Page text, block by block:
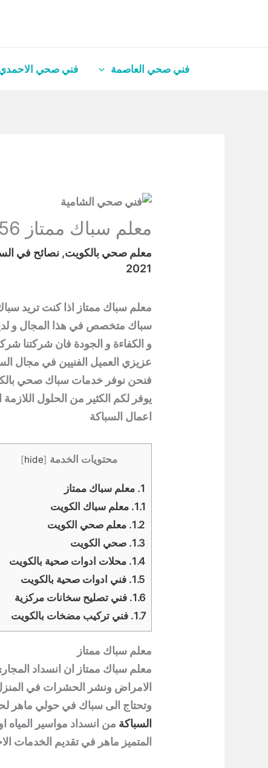
فني صحي العاصمة فني صحي
معلم سباك ممتاز 61009556
معلم صحي بالكويت,نصائح في
2021
معلم سباك ممتاز اذا كنت تريد
سباك متخصص في هذا المجال و
و الكفاءة و الجودة فان شركتنا
عزيزي العميل الفنيين في مجال
فنحن نوفر خدمات سباك صحي
يوفر لكم الكثير من الحلول
اعمال السباكة
محتويات الخدمة [
hide
]
1. معلم سباك ممتاز
1.1. معلم سباك الكويت
1.2. معلم صحي الكويت
1.3. صحي الكويت
1.4. محلات ادوات صحية بالكويت
1.5. فني ادوات صحية بالكويت
1.6. فني تصليح سخانات مركزية
1.7. فني تركيب مضخات بالكويت
معلم سباك ممتاز
معلم سباك ممتاز ان انسداد
الامراض ونشر الحشرات في
وتحتاج الى سباك في حولي ماهر
السباكة من انسداد مواسير
المتميز ماهر في تقديم الخدمات